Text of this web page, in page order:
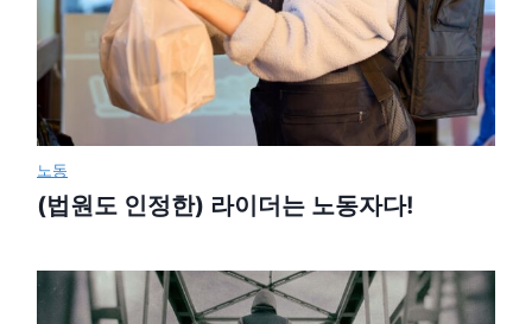
노동
(법원도 인정한) 라이더는 노동자다!